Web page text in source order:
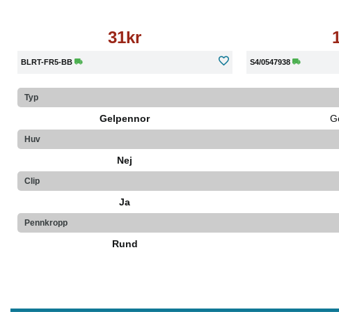
31kr
BLRT-FR5-BB S4/0547938
Typ
Gelpennor
Huv
Nej
Clip
Ja
Pennkropp
Rund